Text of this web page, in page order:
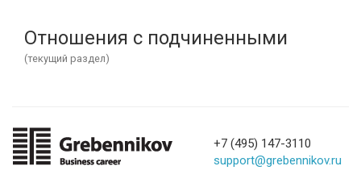
Отношения с подчиненными
(текущий раздел)
+7 (495) 147-3110
support@grebennikov.ru